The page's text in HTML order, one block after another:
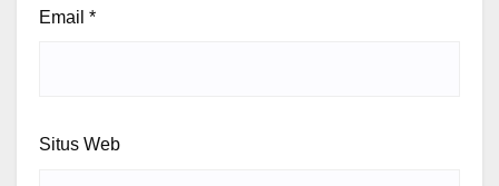
Email *
Situs Web